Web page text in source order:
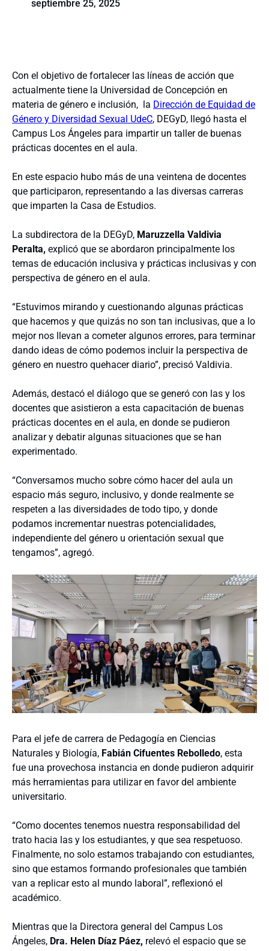
septiembre 25, 2025
Con el objetivo de fortalecer las líneas de acción que
actualmente tiene la Universidad de Concepción en
materia de género e inclusión, la Dirección de Equidad de
Género y Diversidad Sexual UdeC, DEGyD, llegó hasta el
Campus Los Ángeles para impartir un taller de buenas
prácticas docentes en el aula.
En este espacio hubo más de una veintena de docentes
que participaron, representando a las diversas carreras
que imparten la Casa de Estudios.
La subdirectora de la DEGyD, Maruzzella Valdivia
Peralta, explicó que se abordaron principalmente los
temas de educación inclusiva y prácticas inclusivas y con
perspectiva de género en el aula.
“Estuvimos mirando y cuestionando algunas prácticas
que hacemos y que quizás no son tan inclusivas, que a lo
mejor nos llevan a cometer algunos errores, para terminar
dando ideas de cómo podemos incluir la perspectiva de
género en nuestro quehacer diario”, precisó Valdivia.
Además, destacó el diálogo que se generó con las y los
docentes que asistieron a esta capacitación de buenas
prácticas docentes en el aula, en donde se pudieron
analizar y debatir algunas situaciones que se han
experimentado.
“Conversamos mucho sobre cómo hacer del aula un
espacio más seguro, inclusivo, y donde realmente se
respeten a las diversidades de todo tipo, y donde
podamos incrementar nuestras potencialidades,
independiente del género u orientación sexual que
tengamos”, agregó.
Para el jefe de carrera de Pedagogía en Ciencias
Naturales y Biología, Fabián Cifuentes Rebolledo, esta
fue una provechosa instancia en donde pudieron adquirir
más herramientas para utilizar en favor del ambiente
universitario.
“Como docentes tenemos nuestra responsabilidad del
trato hacia las y los estudiantes, y que sea respetuoso.
Finalmente, no solo estamos trabajando con estudiantes,
sino que estamos formando profesionales que también
van a replicar esto al mundo laboral”, reflexionó el
académico.
Mientras que la Directora general del Campus Los
Ángeles, Dra. Helen Díaz Páez, relevó el espacio que se